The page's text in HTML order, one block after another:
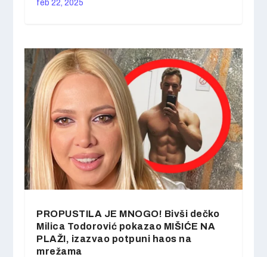
feb 22, 2025
PROPUSTILA JE MNOGO! Bivši dečko
Milica Todorović pokazao MIŠIĆE NA
PLAŽI, izazvao potpuni haos na
mrežama